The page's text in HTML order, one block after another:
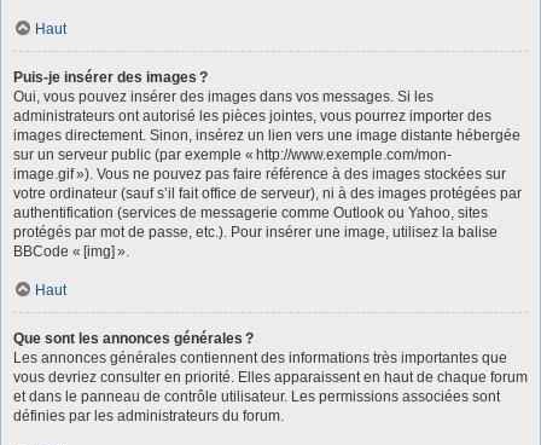
Haut
Puis-je insérer des images ?
Oui, vous pouvez insérer des images dans vos messages. Si les
administrateurs ont autorisé les pièces jointes, vous pourrez importer des
images directement. Sinon, insérez un lien vers une image distante hébergée
sur un serveur public (par exemple « http://www.exemple.com/mon-
image.gif »). Vous ne pouvez pas faire référence à des images stockées sur
votre ordinateur (sauf s’il fait office de serveur), ni à des images protégées par
authentification (services de messagerie comme Outlook ou Yahoo, sites
protégés par mot de passe, etc.). Pour insérer une image, utilisez la balise
BBCode « [img] ».
Haut
Que sont les annonces générales ?
Les annonces générales contiennent des informations très importantes que
vous devriez consulter en priorité. Elles apparaissent en haut de chaque forum
et dans le panneau de contrôle utilisateur. Les permissions associées sont
définies par les administrateurs du forum.